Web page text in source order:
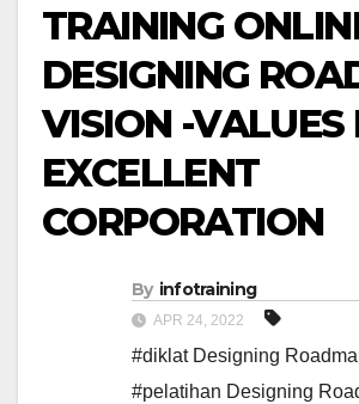
TRAINING
DESIGNING
VISION -VALUES
EXCELLENT
CORPORATION
By infotraining
APR 24, 2022
#diklat Designing
#pelatihan Designing